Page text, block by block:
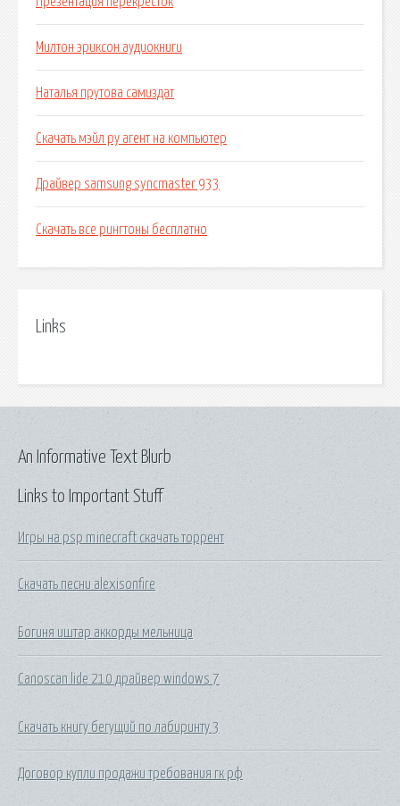
Милтон эриксон аудиокниги
Наталья прутова самиздат
Скачать мэйл ру агент на компьютер
Драйвер samsung syncmaster 933
Скачать все рингтоны бесплатно
Links
Links to Important Stuff
Игры на psp minecraft скачать торрент
Скачать песни alexisonfire
Богиня иштар аккорды мельница
Canoscan lide 210 драйвер windows 7
Скачать книгу бегущий по лабиринту 3
Договор купли продажи требования гк рф
An Informative Text Blurb